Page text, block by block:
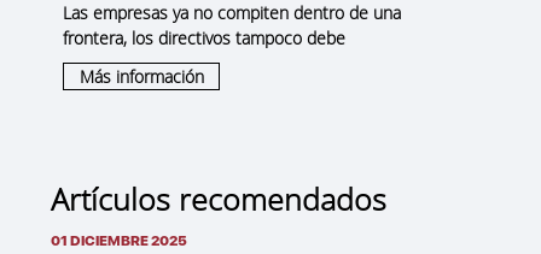
Las empresas ya no compiten dentro de una
frontera, los directivos tampoco debe
Más información
Artículos recomendados
01 DICIEMBRE 2025